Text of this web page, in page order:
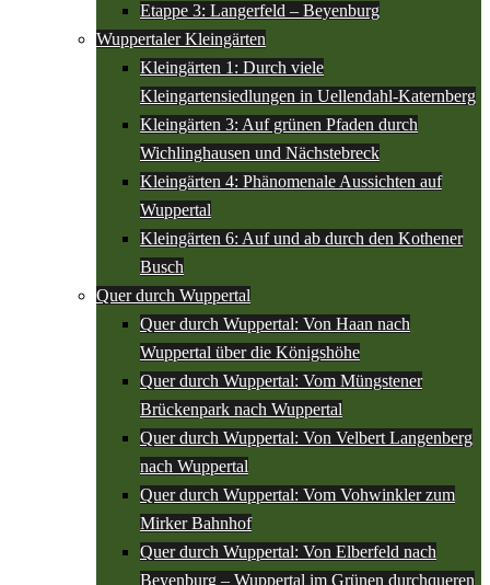
Etappe 3: Langerfeld – Beyenburg
Wuppertaler Kleingärten
Kleingärten 1: Durch viele
Kleingartensiedlungen in Uellendahl-Katernberg
Kleingärten 3: Auf grünen Pfaden durch
Wichlinghausen und Nächstebreck
Kleingärten 4: Phänomenale Aussichten auf
Wuppertal
Kleingärten 6: Auf und ab durch den Kothener
Busch
Quer durch Wuppertal
Quer durch Wuppertal: Von Haan nach
Wuppertal über die Königshöhe
Quer durch Wuppertal: Vom Müngstener
Brückenpark nach Wuppertal
Quer durch Wuppertal: Von Velbert Langenberg
nach Wuppertal
Quer durch Wuppertal: Vom Vohwinkler zum
Mirker Bahnhof
Quer durch Wuppertal: Von Elberfeld nach
Beyenburg – Wuppertal im Grünen durchqueren